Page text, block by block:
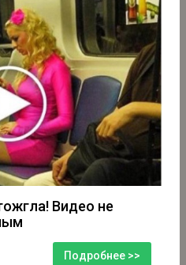
Видео не
Подробнее >>